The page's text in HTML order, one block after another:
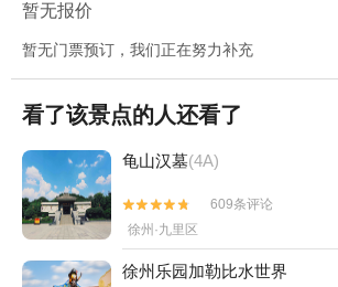
暂无报价
暂无门票预订，我们正在努力补充
看了该景点的人还看了
龟山汉墓(4A)


609条评论
徐州·九里区
徐州乐园加勒比水世界